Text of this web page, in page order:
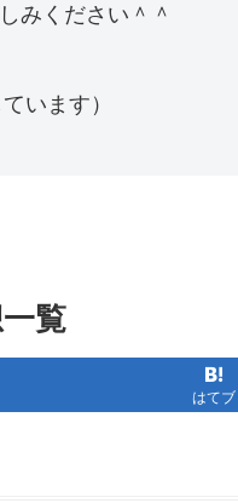
みください＾＾
います）
覧
はてブ